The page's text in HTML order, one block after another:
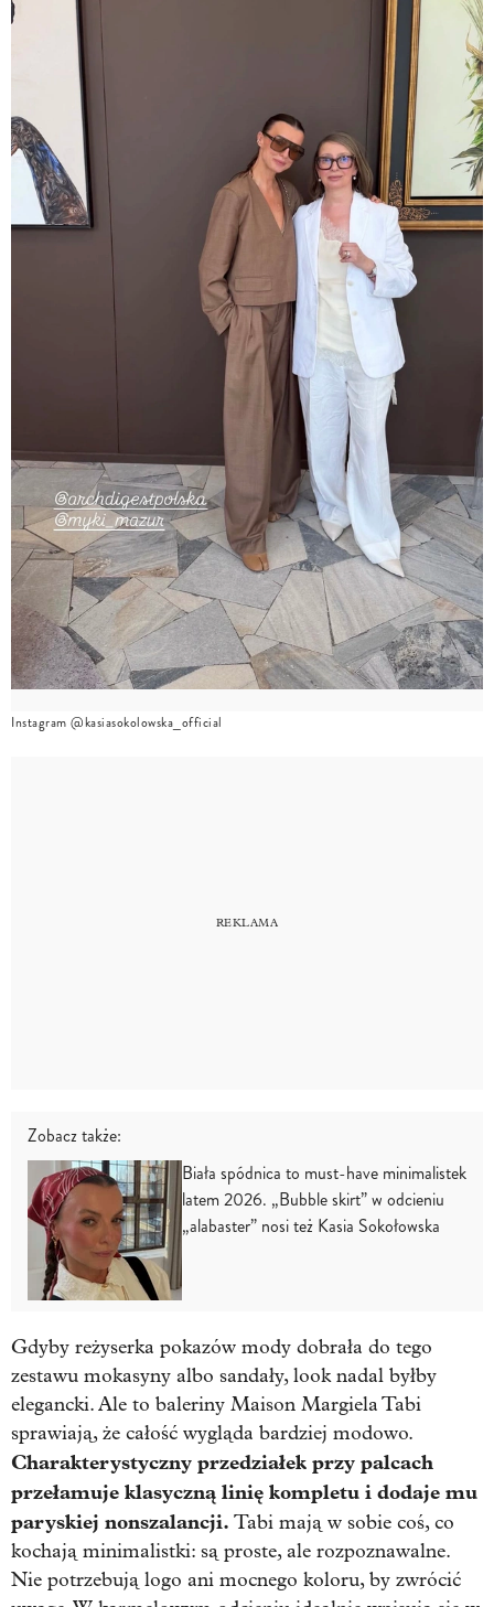
Instagram @kasiasokolowska_official
Zobacz także:
Biała spódnica to must-have minimalistek
latem 2026. „Bubble skirt” w odcieniu
„alabaster” nosi też Kasia Sokołowska
Gdyby reżyserka pokazów mody dobrała do tego
zestawu mokasyny albo sandały, look nadal byłby
elegancki. Ale to baleriny Maison Margiela Tabi
sprawiają, że całość wygląda bardziej modowo.
Charakterystyczny przedziałek przy palcach
przełamuje klasyczną linię kompletu i dodaje mu
paryskiej nonszalancji. Tabi mają w sobie coś, co
kochają minimalistki: są proste, ale rozpoznawalne.
Nie potrzebują logo ani mocnego koloru, by zwrócić